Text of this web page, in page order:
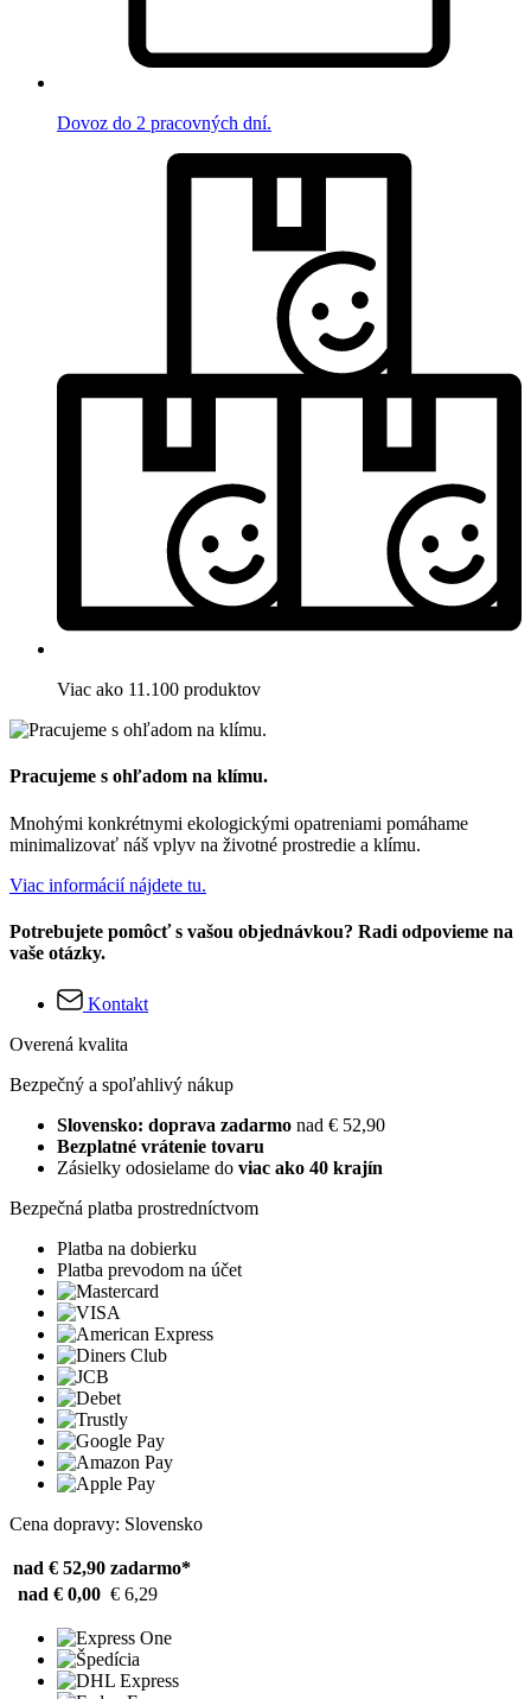
Dovoz do 2 pracovných dní.
Viac ako 11.100 produktov
Pracujeme s ohľadom na klímu.
Mnohými konkrétnymi ekologickými opatreniami pomáhame
minimalizovať náš vplyv na životné prostredie a klímu.
Viac informácií nájdete tu.
Potrebujete pomôcť s vašou objednávkou? Radi odpovieme na
vaše otázky.
Kontakt
Overená kvalita
Bezpečný a spoľahlivý nákup
Slovensko: doprava zadarmo nad € 52,90
Bezplatné vrátenie tovaru
Zásielky odosielame do viac ako 40 krajín
Bezpečná platba prostredníctvom
Platba na dobierku
Platba prevodom na účet
Cena dopravy: Slovensko
nad € 52,90 zadarmo*
nad € 0,00 € 6,29